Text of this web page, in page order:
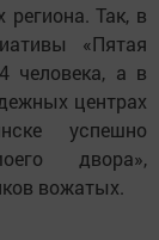
Так, в
«Пятая
человека, а в
центрах
успешно
двора»,
вожатых.